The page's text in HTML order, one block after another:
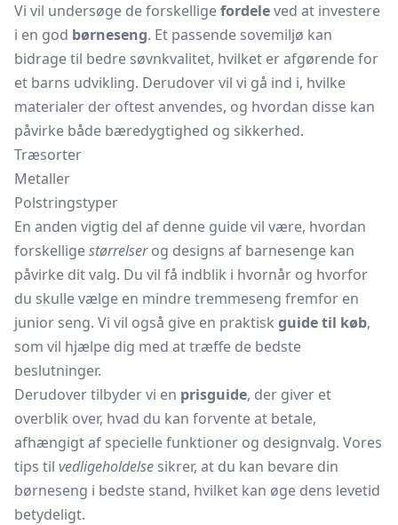
Vi vil undersøge de forskelligefordeleved at investere
i en god børneseng. Et passende sovemiljø kan
bidrage til bedre søvnkvalitet, hvilket er afgørende for
et barns udvikling. Derudover vil vi gå ind i, hvilke
materialer der oftest anvendes, og hvordan disse kan
påvirke både bæredygtighed og sikkerhed.
Træsorter
Metaller
Polstringstyper
En anden vigtig del af denne guide vil være, hvordan
forskelligestørrelserog designs af barnesenge kan
påvirke dit valg. Du vil få indblik i hvornår og hvorfor
du skulle vælge en mindretremmeseng fremfor en
junior seng. Vi vil også give en praktisk guide til køb,
som vil hjælpe dig med at træffe de bedste
beslutninger.
Derudover tilbyder vi en prisguide, der giver et
overblik over, hvad du kan forvente at betale,
afhængigt af specielle funktioner og designvalg. Vores
tips til vedligeholdelse sikrer, at du kan bevare din
børneseng i bedste stand, hvilket kan øge dens levetid
betydeligt.